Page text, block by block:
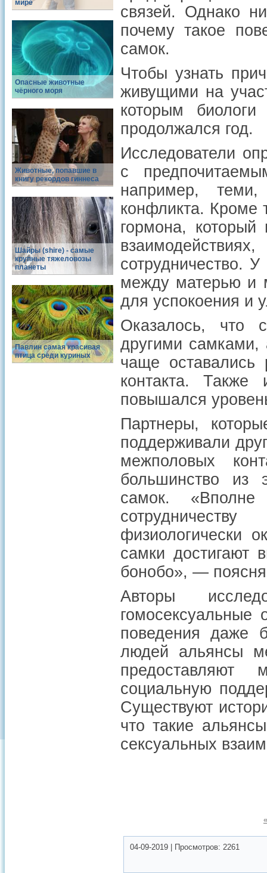
мире
Опасные животные
чёрного моря
Животные, попавшие в
книгу рекордов гиннеса
Шайры (shire) - самые
крупные тяжеловозы
планеты
Павлин самая красивая
птица среди куриных
связей. Однако
почему такое
самок.
Чтобы узнать
живущими на
которым
продолжался год.
Исследователи
с
например,
конфликта. Кроме
гормона, который
сотрудничество.
между матерью и
для успокоения и
Оказалось, что
другими
чаще оставались
контакта.
повышался
Партнеры,
поддерживали
межполовых
большинство из
самок.
физиологически
самки достигают
бонобо», —
Авторы
гомосексуальные
поведения даже
людей альянсы
предоставляют
социальную
Существуют
что такие
сексуальных
04-09-2019 Просмотров: 2261